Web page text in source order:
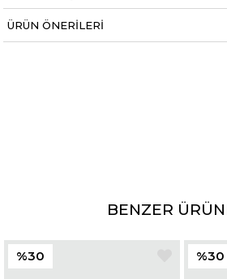
Kategori
ÜRÜN ÖNERILERI
BENZER